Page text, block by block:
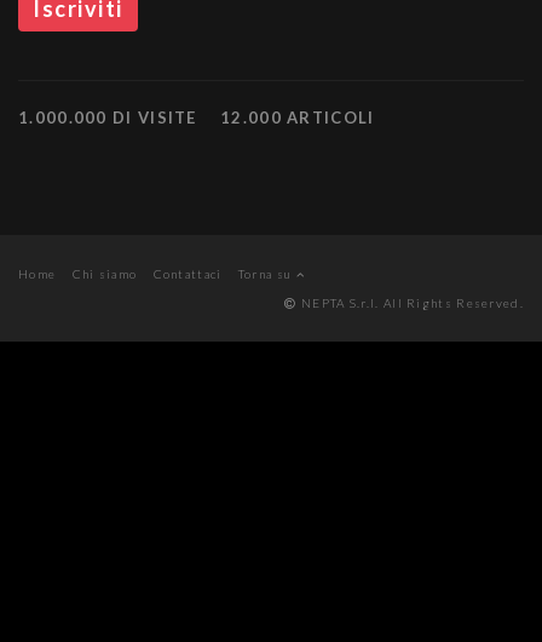
1.000.000 DI VISITE 12.000 ARTICOLI
Home Chi siamo Contattaci
Torna su
NEPTA S.r.l. All Rights Reserved.